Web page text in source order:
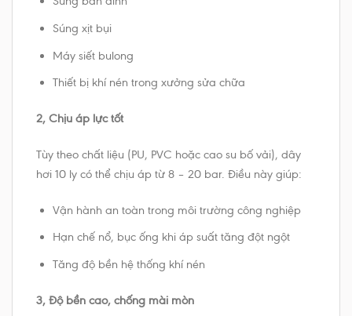
Súng xịt bụi
Máy siết bulong
Thiết bị khí nén trong xưởng sửa chữa
2, Chịu áp lực tốt
Tùy theo chất liệu (PU, PVC hoặc cao su bố vải), dây
hơi 10 ly có thể chịu áp từ 8 – 20 bar. Điều này giúp:
Vận hành an toàn trong môi trường công nghiệp
Hạn chế nổ, bục ống khi áp suất tăng đột ngột
Tăng độ bền hệ thống khí nén
3, Độ bền cao, chống mài mòn